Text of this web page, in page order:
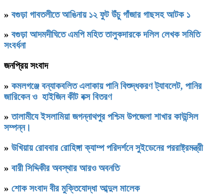
» বগুড়া গাবতলীতে আঙিনায় ১২ ফুট উঁচু গাঁজার গাছসহ আটক ১
» বগুড়া আদমদীঘিতে এমপি মহিত তালুকদারকে দলিল লেখক সমিতি
সংবর্ধনা
জনপ্রিয় সংবাদ
» কমলগঞ্জে বন্যাকবলিত এলাকায় পানি বিশুদ্ধকরণ ট্যাবলেট, পানির
জারিকেন ও হাইজিন কীট বক্স বিতরণ
»‎তালামীযে ইসলামিয়া জগন্নাথপুর পশ্চিম উপজেলা শাখার কাউন্সিল
সম্পন্ন।
» উখিয়ায় রোববার রোহিঙ্গা ক্যাম্প পরিদর্শনে সুইডেনের পররাষ্ট্রমন্ত্রী
» বারী সিদ্দিকীর অবস্থার আরও অবনতি
» শোক সংবাদ বীর মুক্তিযোদ্ধা আব্দুল মালেক